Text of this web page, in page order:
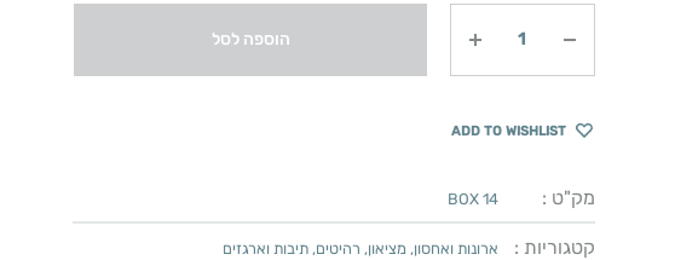
הוספה לסל
ADD TO WISHLIST
מק"ט : BOX 14
קטגוריות : ארונות ואחסון, מציאון, רהיטים, תיבות וארגזים